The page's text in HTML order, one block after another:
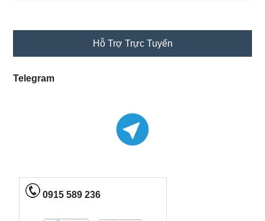
Hỗ Trợ Trực Tuyến
Telegram
0915 589 236